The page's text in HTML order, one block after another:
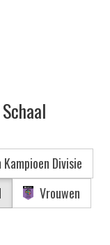
Kampioen Divisie
Vrouwen